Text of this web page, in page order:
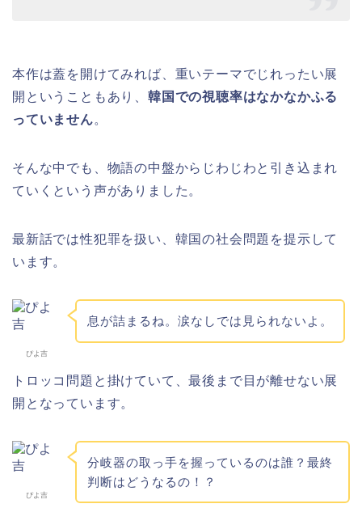
本作は蓋を開けてみれば、重いテーマでじれったい展
開ということもあり、 韓国での視聴率はなかなかふる
っていません。
そんな中でも、物語の中盤からじわじわと引き込まれ
ていくという声がありました。
最新話では性犯罪を扱い、韓国の社会問題を提示して
います。
ぴよ吉
息が詰まるね。涙なしでは見られないよ。
トロッコ問題と掛けていて、最後まで目が離せない展
開となっています。
ぴよ吉
分岐器の取っ手を握っているのは誰？最終
判断はどうなるの！？